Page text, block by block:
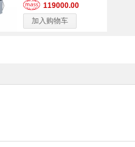
119000.00
加入购物车